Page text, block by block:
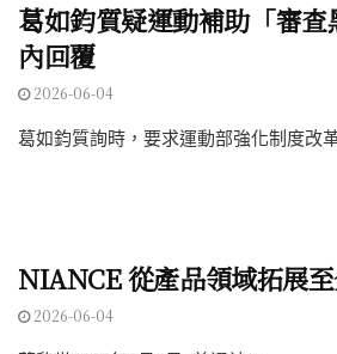
葛如鈞質疑運動補助「審
內回覆
2026-06-04
葛如鈞質詢時，要求運動部強化制度改
NIANCE 從產品領域拓展
2026-06-04